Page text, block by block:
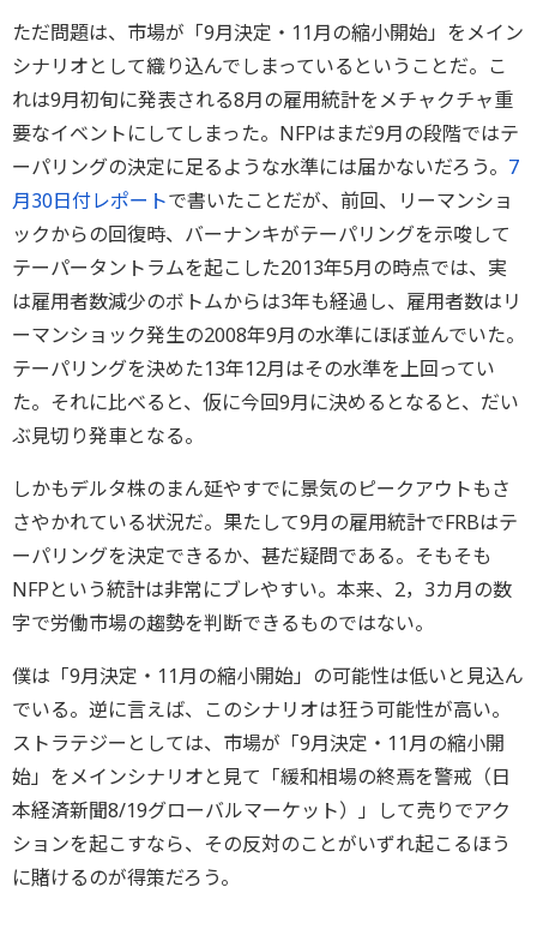
ただ問題は、市場が「9月決定・11月の縮小開始」をメイン
シナリオとして織り込んでしまっているということだ。こ
れは9月初旬に発表される8月の雇用統計をメチャクチャ重
要なイベントにしてしまった。NFPはまだ9月の段階ではテ
ーパリングの決定に足るような水準には届かないだろう。 7
月30日付レポートで書いたことだが、前回、リーマンショ
ックからの回復時、バーナンキがテーパリングを示唆して
テーパータントラムを起こした2013年5月の時点では、実
は雇用者数減少のボトムからは3年も経過し、雇用者数はリ
ーマンショック発生の2008年9月の水準にほぼ並んでいた。
テーパリングを決めた13年12月はその水準を上回ってい
た。それに比べると、仮に今回9月に決めるとなると、だい
ぶ見切り発車となる。
しかもデルタ株のまん延やすでに景気のピークアウトもさ
さやかれている状況だ。果たして9月の雇用統計でFRBはテ
ーパリングを決定できるか、甚だ疑問である。そもそも
NFPという統計は非常にブレやすい。本来、2，3カ月の数
字で労働市場の趨勢を判断できるものではない。
僕は「9月決定・11月の縮小開始」の可能性は低いと見込ん
でいる。逆に言えば、このシナリオは狂う可能性が高い。
ストラテジーとしては、市場が「9月決定・11月の縮小開
始」をメインシナリオと見て「緩和相場の終焉を警戒（日
本経済新聞8/19グローバルマーケット）」して売りでアク
ションを起こすなら、その反対のことがいずれ起こるほう
に賭けるのが得策だろう。